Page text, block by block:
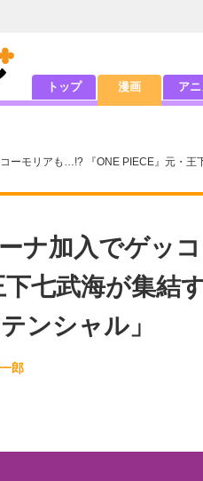
トップ 漫画 アニ
ーモリアも…!? 『ONE PIECE』元・
ナ加入でゲッ
七武海が集結
ンシャル」
郎